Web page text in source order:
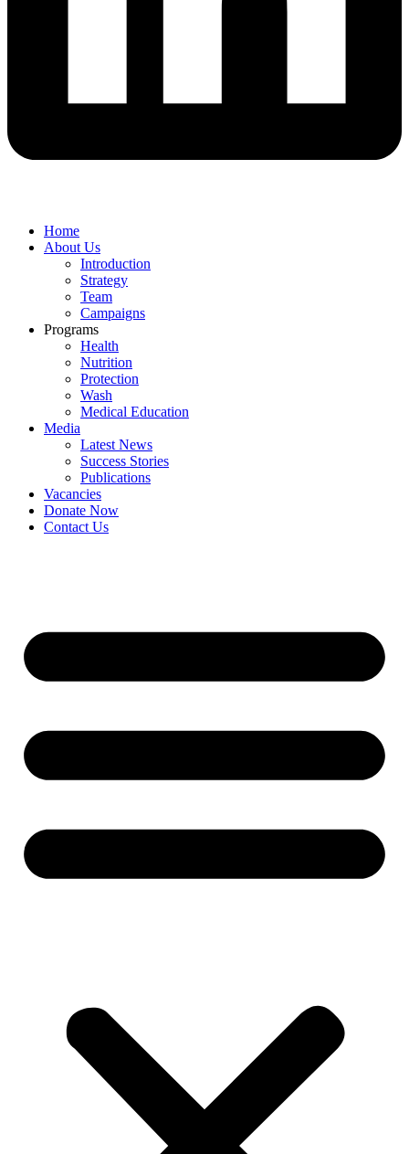
Home
About Us
Introduction
Strategy
Team
Campaigns
Programs
Health
Nutrition
Protection
Wash
Medical Education
Media
Latest News
Success Stories
Publications
Vacancies
Donate Now
Contact Us